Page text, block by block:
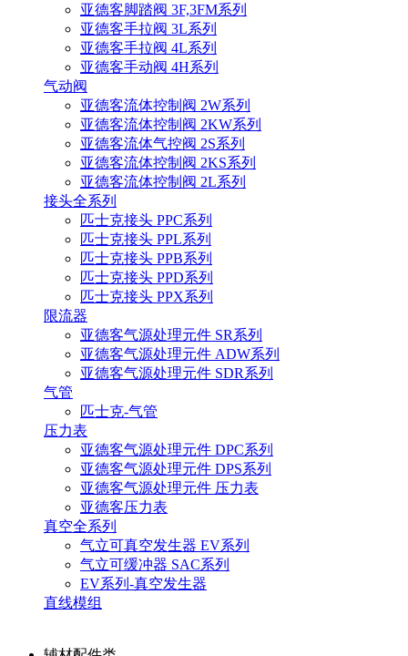
亚德客脚踏阀 3F,3FM系列
亚德客手拉阀 3L系列
亚德客手拉阀 4L系列
亚德客手动阀 4H系列
气动阀
亚德客流体控制阀 2W系列
亚德客流体控制阀 2KW系列
亚德客流体气控阀 2S系列
亚德客流体控制阀 2KS系列
亚德客流体控制阀 2L系列
接头全系列
匹士克接头 PPC系列
匹士克接头 PPL系列
匹士克接头 PPB系列
匹士克接头 PPD系列
匹士克接头 PPX系列
限流器
亚德客气源处理元件 SR系列
亚德客气源处理元件 ADW系列
亚德客气源处理元件 SDR系列
气管
匹士克-气管
压力表
亚德客气源处理元件 DPC系列
亚德客气源处理元件 DPS系列
亚德客气源处理元件 压力表
亚德客压力表
真空全系列
气立可真空发生器 EV系列
气立可缓冲器 SAC系列
EV系列-真空发生器
直线模组